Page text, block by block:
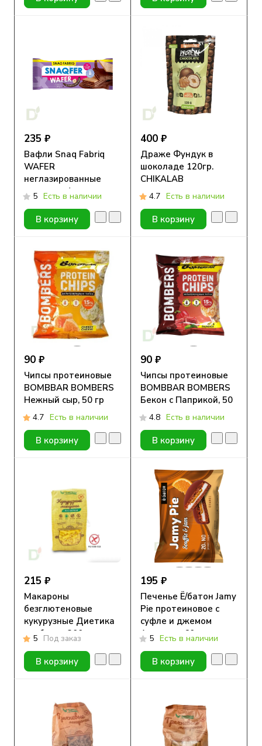
235 ₽
Вафли Snaq Fabriq
WAFER
неглазированные
шоколад-фундук,
120гр
5 Есть в наличии
В корзину
400 ₽
Драже Фундук в
шоколаде 120гр.
CHIKALAB
4.7 Есть в наличии
В корзину
90 ₽
Чипсы протеиновые
BOMBBAR BOMBERS
Нежный сыр, 50 гр
4.7 Есть в наличии
В корзину
90 ₽
Чипсы протеиновые
BOMBBAR BOMBERS
Бекон с Паприкой, 50
гр 4.8 Есть в наличии
В корзину
215 ₽
Макароны
безглютеновые
кукурузные Диетика
трубочка 300г
5 Под заказ
В корзину
195 ₽
Печенье Ё/батон Jamy
Pie протеиновое с
суфле и джемом
Апельсин 60гр
5 Есть в наличии
В корзину